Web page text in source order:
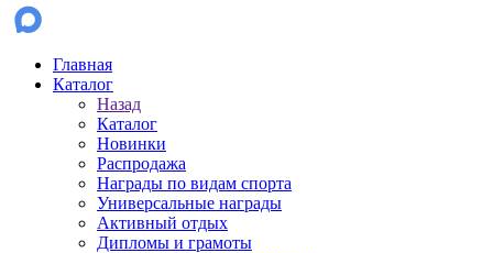
Главная
Каталог
Назад
Каталог
Новинки
Распродажа
Награды по видам спорта
Универсальные награды
Активный отдых
Дипломы и грамоты